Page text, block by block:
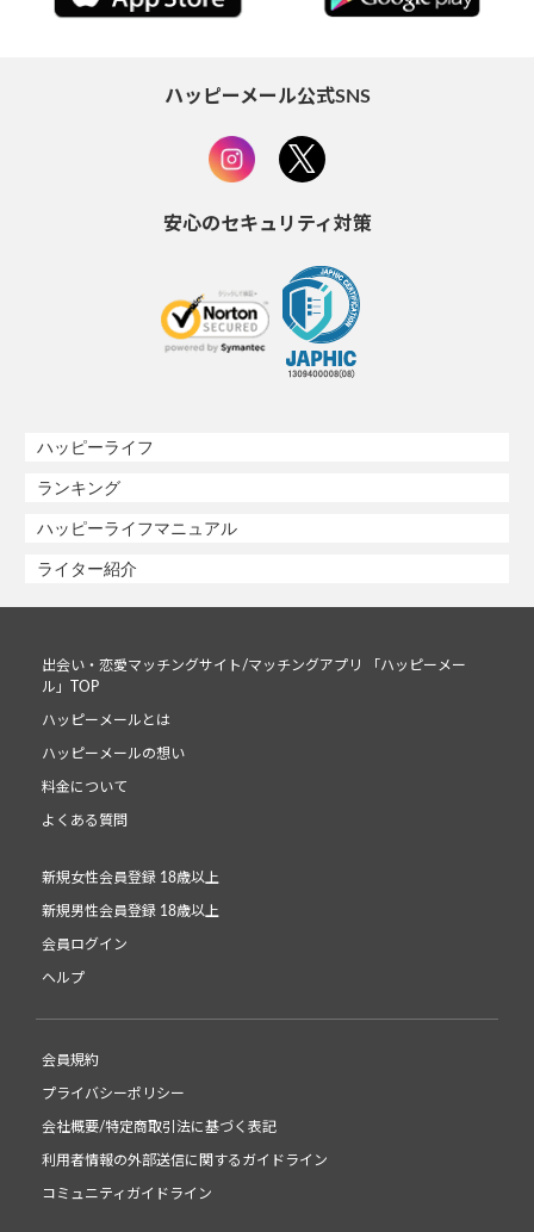
ハッピーメール公式SNS
安心のセキュリティ対策
ハッピーライフ
ランキング
ハッピーライフマニュアル
ライター紹介
出会い・恋愛マッチングサイト/マッチングアプリ 「ハッピーメー
ル」TOP
ハッピーメールとは
ハッピーメールの想い
料金について
よくある質問
新規女性会員登録 18歳以上
新規男性会員登録 18歳以上
会員ログイン
ヘルプ
会員規約
プライバシーポリシー
会社概要/特定商取引法に基づく表記
利用者情報の外部送信に関するガイドライン
コミュニティガイドライン